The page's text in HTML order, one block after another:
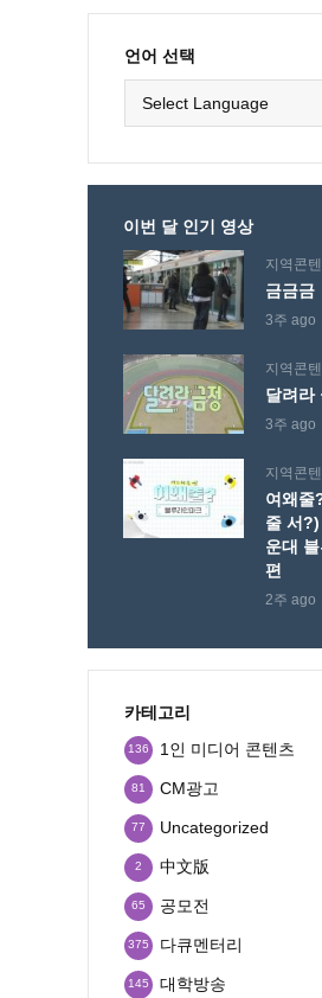
언어 선택
이번 달 인기 영상
지역콘
금금금
3주 ago
지역콘
달려라
3주 ago
지역콘
여왜줄
줄 서
운대
편
2주 ago
카테고리
1인 미디어 콘텐츠
136
CM광고
81
Uncategorized
77
中文版
2
공모전
65
다큐멘터리
375
대학방송
145